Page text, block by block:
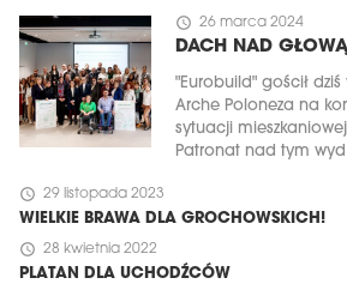
schedule 26 marca 2024
DACH NAD
"Eurobuild" gościł
Arche Poloneza na
sytuacji
Patronat nad tym
schedule 29 listopada 2023
WIELKIE BRAWA DLA GROCHOWSKICH!
schedule 28 kwietnia 2022
PLATAN DLA UCHODŹCÓW